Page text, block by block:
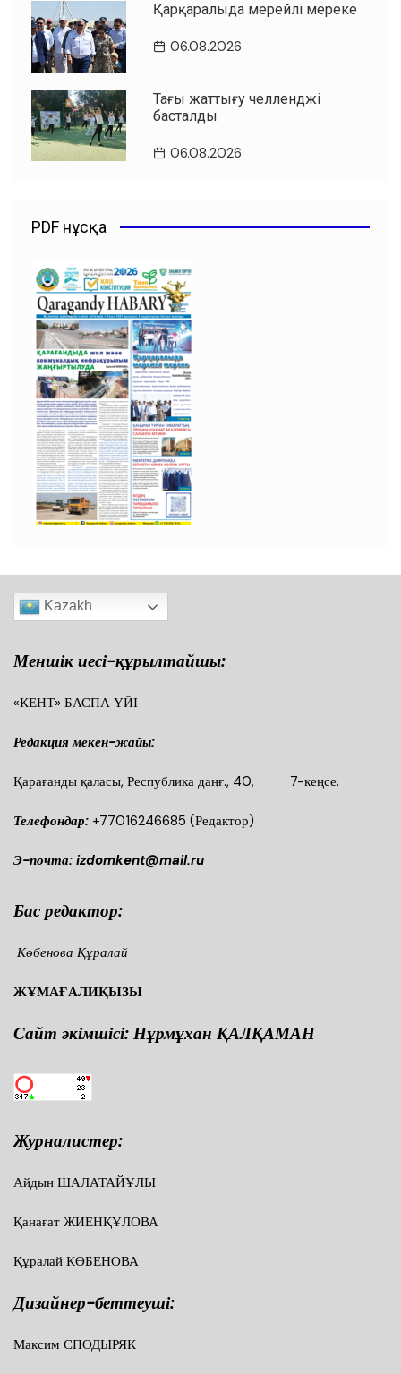
Қарқаралыда мерейлі мереке
06.08.2026
Таңғы жаттығу челленджі
басталды
06.08.2026
PDF нұсқа
Kazakh
Меншік иесі-құрылтайшы:
«КЕНТ» БАСПА ҮЙІ
Редакция мекен-жайы:
Қарағанды қаласы, Республика даңғ., 40, 7-кеңсе.
Телефондар: +77016246685 (Редактор)
Э-почта: izdomkent@mail.ru
Бас редактор:
Көбенова Құралай
ЖҰМАҒАЛИҚЫЗЫ
Сайт әкімшісі: Нұрмұхан ҚАЛҚАМАН
Журналистер:
Айдын ШАЛАТАЙҰЛЫ
Қанағат ЖИЕНҚҰЛОВА
Құралай КӨБЕНОВА
Дизайнер-беттеуші:
Максим СПОДЫРЯК